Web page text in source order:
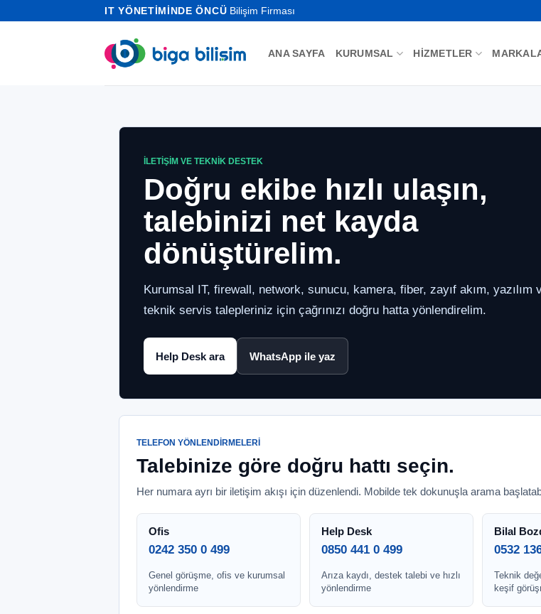
IT YÖNETİMİNDE ÖNCÜ Bilişim Firması
ANA SAYFA KURUMSAL HIZMETLER
İLETIŞIM VE TEKNIK DESTEK
Doğru ekibe hızlı ulaşın,
talebinizi net kayda
dönüştürelim.
Kurumsal IT, firewall, network, sunucu, kamera, fiber, zayıf akım, yazılım
teknik servis talepleriniz için çağrınızı doğru hatta yönlendirelim.
Help Desk ara WhatsApp ile yaz
TELEFON YÖNLENDIRMELERI
Talebinize göre doğru hattı seçin.
Her numara ayrı bir iletişim akışı için düzenlendi. Mobilde tek dokunuşla arama
Ofis
0242 350 0 499
Genel görüşme, ofis ve kurumsal
yönlendirme
Help Desk
0850 441 0 499
Arıza kaydı, destek talebi ve hızlı
yönlendirme
Bilal
0532
Teknik
keşif